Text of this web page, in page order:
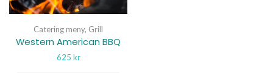
Catering meny, Grill
Western American BBQ
625 kr